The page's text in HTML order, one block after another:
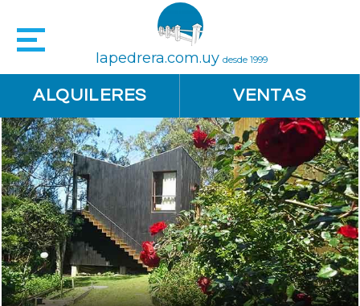
lapedrera.com.uy desde 1999
ALQUILERES VENTAS